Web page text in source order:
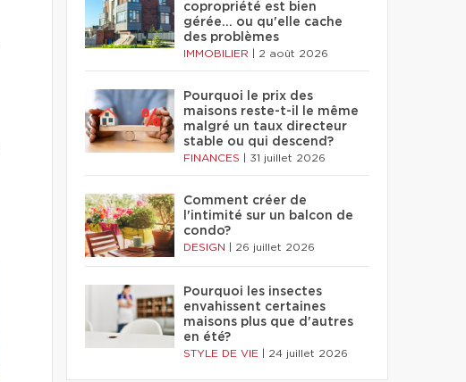
copropriété est bien
gérée… ou qu'elle cache
des problèmes
IMMOBILIER 2 août 2026
Pourquoi le prix des
maisons reste-t-il le même
malgré un taux directeur
stable ou qui descend?
FINANCES 31 juillet 2026
Comment créer de
l'intimité sur un balcon de
condo?
DESIGN 26 juillet 2026
Pourquoi les insectes
envahissent certaines
maisons plus que d'autres
en été?
STYLE DE VIE 24 juillet 2026